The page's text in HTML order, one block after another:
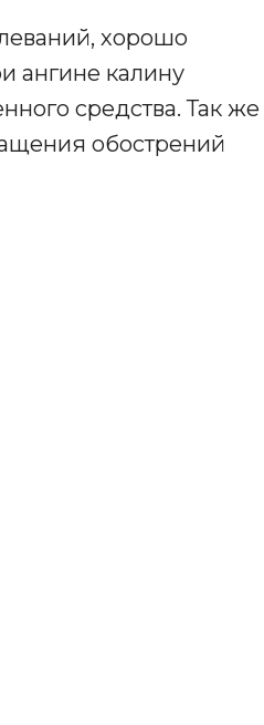
хорошо
ангине калину
средства. Так же
обострений